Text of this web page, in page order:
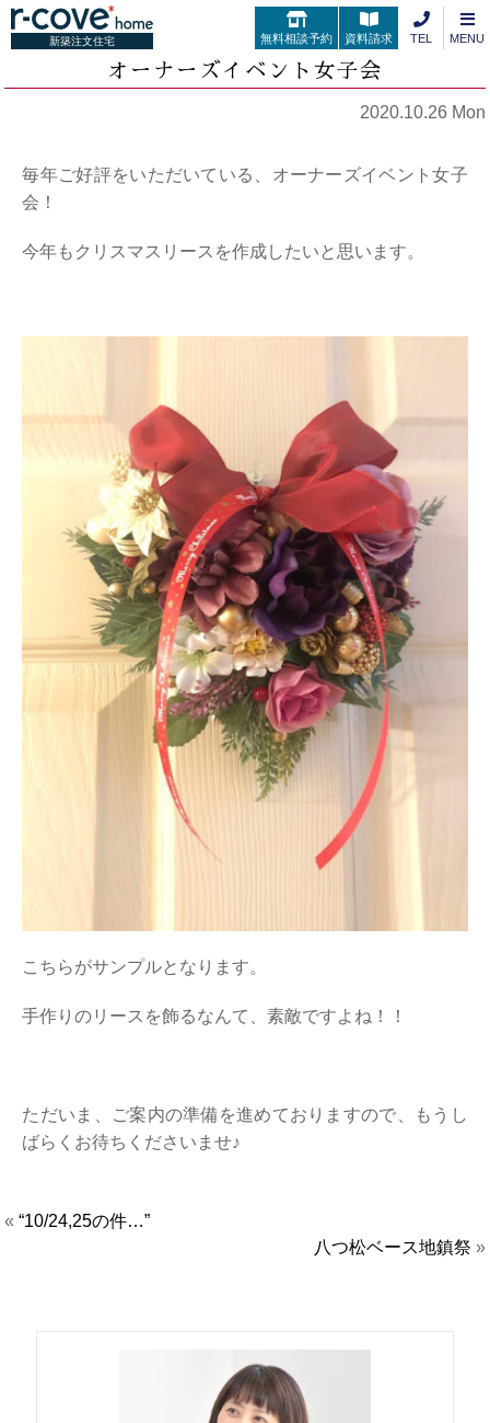
新築注文住宅 無料相談予約 資料請求 TEL MENU
オーナーズイベント女子会
2020.10.26 Mon
毎年ご好評をいただいている、オーナーズイベント女子
会！
今年もクリスマスリースを作成したいと思います。
こちらがサンプルとなります。
手作りのリースを飾るなんて、素敵ですよね！！
ただいま、ご案内の準備を進めておりますので、もうし
ばらくお待ちくださいませ♪
«“10/24,25の件…”
八つ松ベース地鎮祭 »